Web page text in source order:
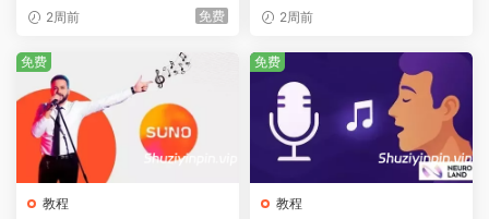
整教程] Udemy Trap and Hi
h Ableton Live 12 Complete
（6.2GB）
2周前 免费
al v8.1.0-R2R（931MB）
2周前
教程
免费
教程
免费